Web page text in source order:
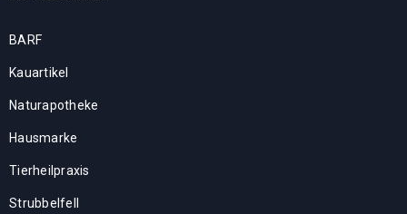
BARF
Kauartikel
Naturapotheke
Hausmarke
Tierheilpraxis
Strubbelfell